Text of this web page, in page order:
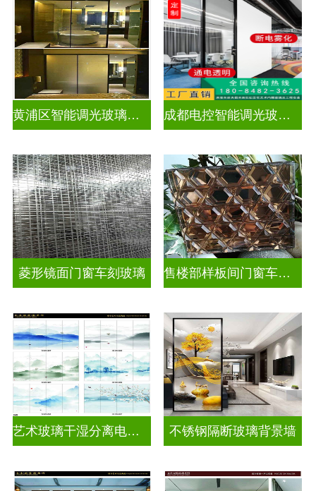
黄浦区智能调光玻璃公司 成都电控智能调光玻璃售价多少
菱形镜面门窗车刻玻璃 售楼部样板间门窗车刻玻璃
艺术玻璃干湿分离电视玻璃背景墙 不锈钢隔断玻璃背景墙